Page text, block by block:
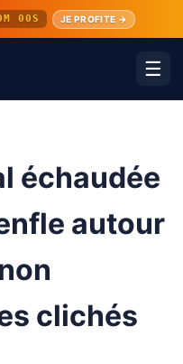
00S JE PROFITE →
☰
échaudée
autour
clichés